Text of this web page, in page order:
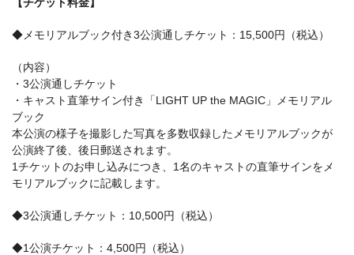
◆メモリアルブック付き3公演通しチケット：15,500円（税込）
（内容）
・3公演通しチケット
・キャスト直筆サイン付き「LIGHT UP the MAGIC」メモリアル
ブック
本公演の様子を撮影した写真を多数収録したメモリアルブックが
公演終了後、後日郵送されます。
1チケットのお申し込みにつき、1名のキャストの直筆サインをメ
モリアルブックに記載します。
◆3公演通しチケット：10,500円（税込）
◆1公演チケット：4,500円（税込）